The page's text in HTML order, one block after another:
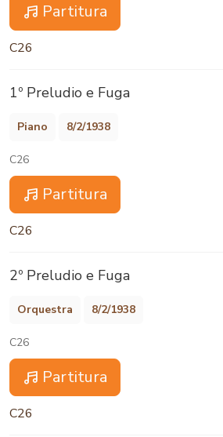
Partitura
C26
1º Preludio e Fuga
Piano 8/2/1938
C26
Partitura
C26
2º Preludio e Fuga
Orquestra 8/2/1938
C26
Partitura
C26